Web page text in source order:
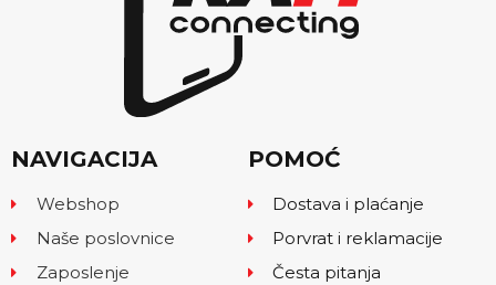
NAVIGACIJA
Webshop
Naše poslovnice
Zaposlenje
POMOĆ
Dostava i plaćanje
Porvrat i reklamacije
Česta pitanja